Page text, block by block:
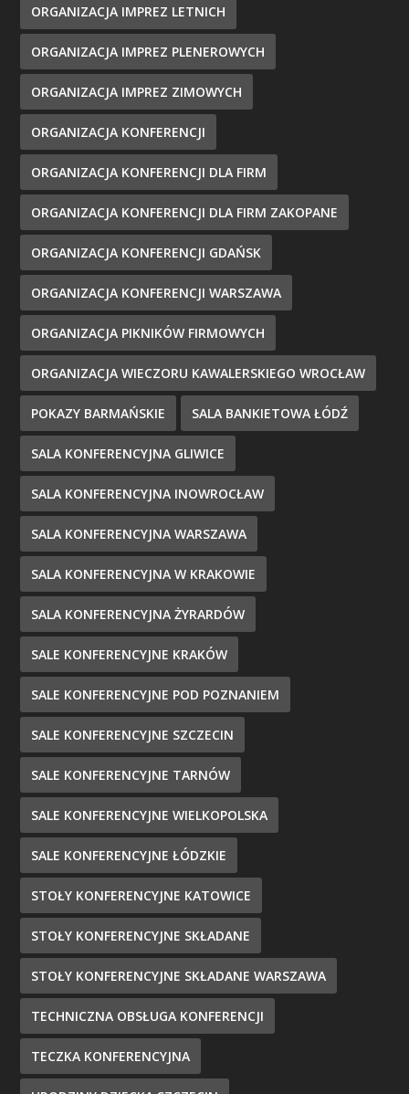
ORGANIZACJA IMPREZ LETNICH
ORGANIZACJA IMPREZ PLENEROWYCH
ORGANIZACJA IMPREZ ZIMOWYCH
ORGANIZACJA KONFERENCJI
ORGANIZACJA KONFERENCJI DLA FIRM
ORGANIZACJA KONFERENCJI DLA FIRM ZAKOPANE
ORGANIZACJA KONFERENCJI GDAŃSK
ORGANIZACJA KONFERENCJI WARSZAWA
ORGANIZACJA PIKNIKÓW FIRMOWYCH
ORGANIZACJA WIECZORU KAWALERSKIEGO WROCŁAW
POKAZY BARMAŃSKIE SALA BANKIETOWA ŁÓDŹ
SALA KONFERENCYJNA GLIWICE
SALA KONFERENCYJNA INOWROCŁAW
SALA KONFERENCYJNA WARSZAWA
SALA KONFERENCYJNA W KRAKOWIE
SALA KONFERENCYJNA ŻYRARDÓW
SALE KONFERENCYJNE KRAKÓW
SALE KONFERENCYJNE POD POZNANIEM
SALE KONFERENCYJNE SZCZECIN
SALE KONFERENCYJNE TARNÓW
SALE KONFERENCYJNE WIELKOPOLSKA
SALE KONFERENCYJNE ŁÓDZKIE
STOŁY KONFERENCYJNE KATOWICE
STOŁY KONFERENCYJNE SKŁADANE
STOŁY KONFERENCYJNE SKŁADANE WARSZAWA
TECHNICZNA OBSŁUGA KONFERENCJI
TECZKA KONFERENCYJNA